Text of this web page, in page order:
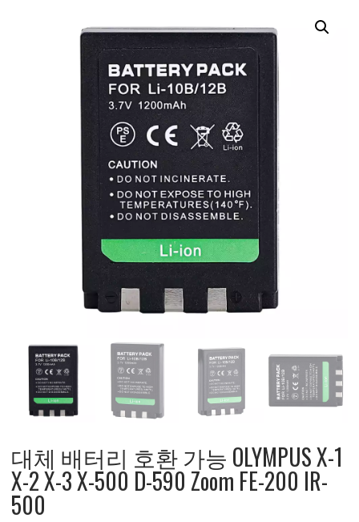
대체 배터리 호환 가능 OLYMPUS X-1
X-2 X-3 X-500 D-590 Zoom FE-200 IR-
500